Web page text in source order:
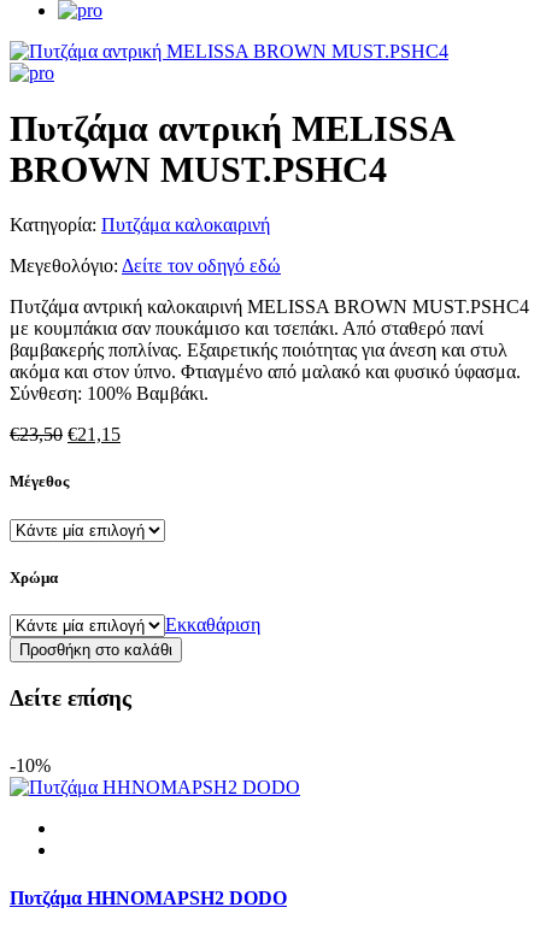
Πυτζάμα αντρική MELISSA
BROWN MUST.PSHC4
Κατηγορία: Πυτζάμα καλοκαιρινή
Μεγεθολόγιο: Δείτε τον οδηγό εδώ
Πυτζάμα αντρική καλοκαιρινή MELISSA BROWN MUST.PSHC4
με κουμπάκια σαν πουκάμισο και τσεπάκι. Από σταθερό πανί
βαμβακερής ποπλίνας. Εξαιρετικής ποιότητας για άνεση και στυλ
ακόμα και στον ύπνο. Φτιαγμένο από μαλακό και φυσικό ύφασμα.
Σύνθεση: 100% Βαμβάκι.
€23,50 Original
was:
€21,15Η
€21,15.
Μέγεθος
Χρώμα
Εκκαθάριση
Πυτζάμα
αντρική
MELISSA
BROWN
ποσότητα
Προσθήκη στο καλάθι
Δείτε επίσης
-10%
Πυτζάμα HHNOMAPSH2 DODO